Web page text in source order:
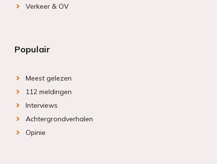
Verkeer & OV
Populair
Meest gelezen
112 meldingen
Interviews
Achtergrondverhalen
Opinie